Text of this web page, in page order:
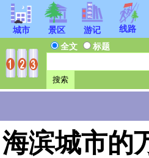
城市 景区 游记 线路
全文 标题
滨城市的